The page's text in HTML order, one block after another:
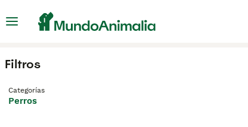
Filtros
Categorías
Perros